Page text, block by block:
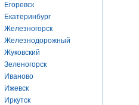
Егоревск
Екатеринбург
Железногорск
Железнодорожный
Жуковский
Зеленогорск
Иваново
Ижевск
Иркутск